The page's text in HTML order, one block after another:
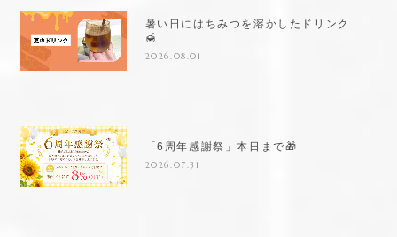
暑い日にはちみつを溶かしたドリンク
🍯
2026.08.01
「6周年感謝祭」本日まで🎁
2026.07.31